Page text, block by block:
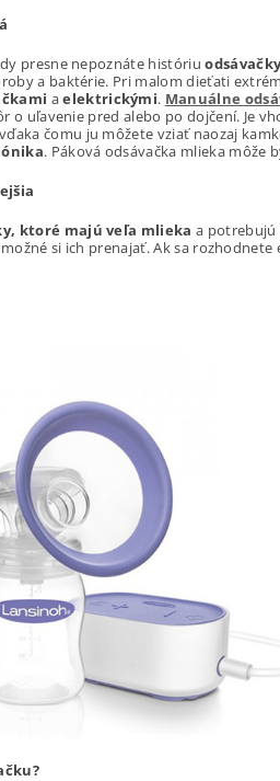
presne nepoznáte históriu
a baktérie. Pri malom dieťati
aelektrickými. Manuálne
o uľavenie pred alebo po dojčení. Je
čomu ju môžete vziať naozaj
. Páková odsávačka mlieka môže
ktoré majú veľa mlieka a potrebujú
si ich prenajať. Ak sa